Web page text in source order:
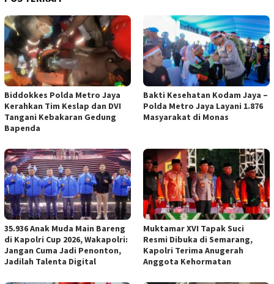
Biddokkes Polda Metro Jaya
Kerahkan Tim Keslap dan DVI
Tangani Kebakaran Gedung
Bapenda
Bakti Kesehatan Kodam Jaya –
Polda Metro Jaya Layani 1.876
Masyarakat di Monas
35.936 Anak Muda Main Bareng
di Kapolri Cup 2026, Wakapolri:
Jangan Cuma Jadi Penonton,
Jadilah Talenta Digital
Muktamar XVI Tapak Suci
Resmi Dibuka di Semarang,
Kapolri Terima Anugerah
Anggota Kehormatan